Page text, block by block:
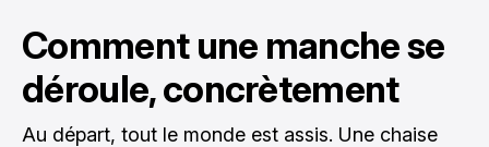
Comment une manche se
déroule, concrètement
Au départ, tout le monde est assis. Une chaise